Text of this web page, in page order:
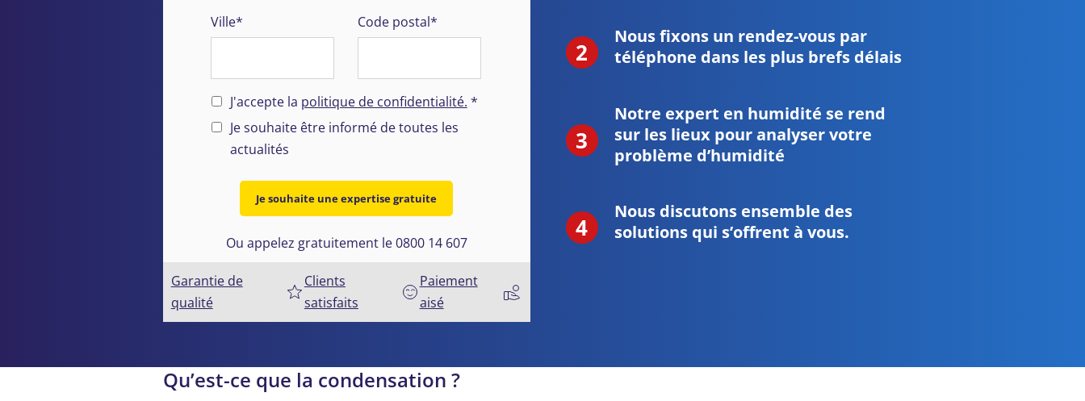
Ville* Code postal*
J'accepte la politique de confidentialité. *
Je souhaite être informé de toutes les
actualités
Je souhaite une expertise gratuite
Ou appelez gratuitement le 0800 14 607
Garantie de
qualité
Clients
satisfaits
Paiement
aisé
Nous fixons un rendez-vous par
téléphone dans les plus brefs délais
Notre expert en humidité se rend
sur les lieux pour analyser votre
problème d’humidité
Nous discutons ensemble des
solutions qui s’offrent à vous.
Qu’est-ce que la condensation ?